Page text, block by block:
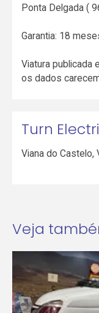
Ponta Delgada (
Garantia: 18
Viatura publicada
os dados
Turn
Viana do Castelo,
Veja